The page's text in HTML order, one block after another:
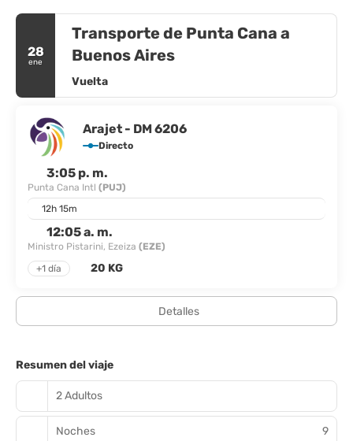
28
ene
Transporte de Punta Cana a
Buenos Aires
Vuelta
Arajet - DM 6206
Directo
3:05 p. m.
Punta Cana Intl (PUJ)
12h 15m
12:05 a. m.
Ministro Pistarini, Ezeiza (EZE)
+1 día
20 KG
Detalles
Resumen del viaje
2 Adultos
Noches 9